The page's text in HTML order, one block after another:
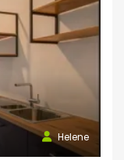
Helene